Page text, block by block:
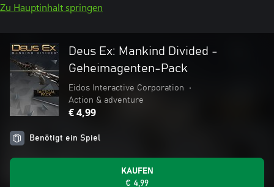
Zu Hauptinhalt springen
Deus Ex: Mankind Divided -
Geheimagenten-Pack
Eidos Interactive Corporation
•
Action & adventure
€ 4,99
Benötigt ein Spiel
KAUFEN
€ 4,99